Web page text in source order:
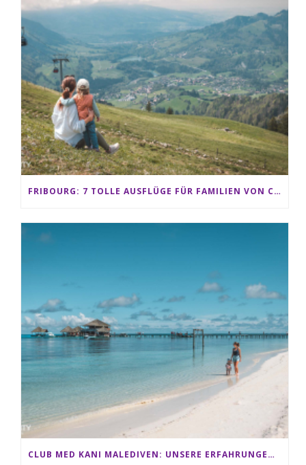
FRIBOURG: 7 TOLLE AUSFLÜGE FÜR FAMILIEN VON CHARMEY BIS LES PACCOTS
CLUB MED KANI MALEDIVEN: UNSERE ERFAHRUNGEN IM ALL-INCLUSIVE PARADIES